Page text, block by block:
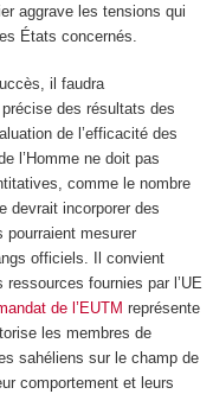
aggrave les tensions qui
États concernés.
il faudra
des résultats des
de l’efficacité des
l’Homme ne doit pas
comme le nombre
devrait incorporer des
mesurer
officiels. Il convient
fournies par l’UE
de l’EUTM représente
les membres de
sahéliens sur le champ de
comportement et leurs